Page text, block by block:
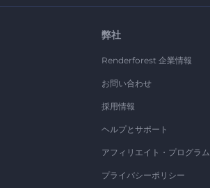
弊社
Renderforest 企業情報
お問い合わせ
採用情報
ヘルプとサポート
アフィリエイト・プログラム
プライバシーポリシー